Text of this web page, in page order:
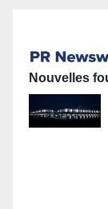
Nouvelles